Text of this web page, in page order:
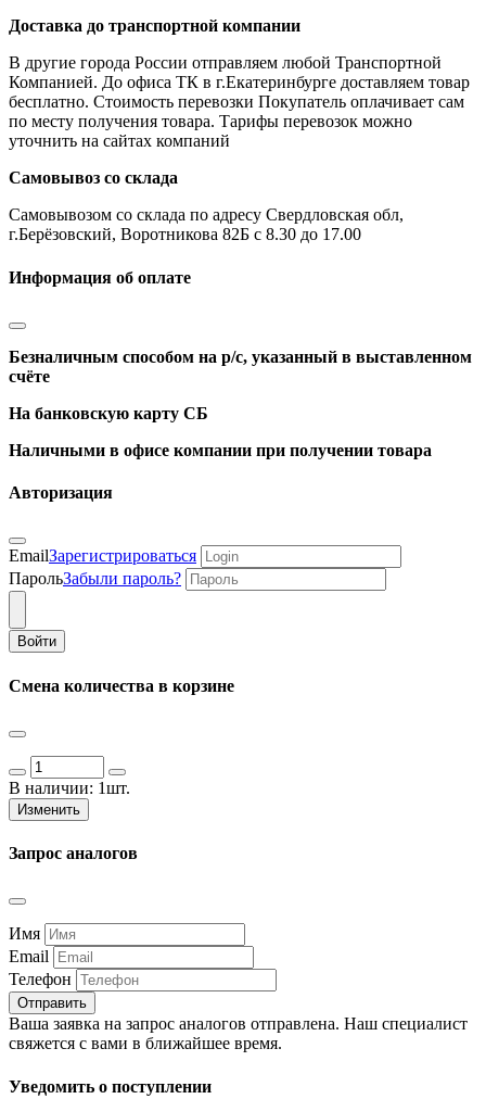
Доставка до транспортной компании
В другие города России отправляем любой Транспортной
Компанией. До офиса ТК в г.Екатеринбурге доставляем товар
бесплатно. Стоимость перевозки Покупатель оплачивает сам
по месту получения товара. Тарифы перевозок можно
уточнить на сайтах компаний
Самовывоз со склада
Самовывозом со склада по адресу Свердловская обл,
г.Берёзовский, Воротникова 82Б с 8.30 до 17.00
Информация об оплате
Безналичным способом на р/с, указанный в выставленном
счёте
На банковскую карту СБ
Наличными в офисе компании при получении товара
Авторизация
EmailЗарегистрироваться
ПарольЗабыли пароль?
Войти
Смена количества в корзине
В наличии: 1шт.
Изменить
Запрос аналогов
Имя
Email
Телефон
Отправить
Ваша заявка на запрос аналогов отправлена. Наш специалист
свяжется с вами в ближайшее время.
Уведомить о поступлении